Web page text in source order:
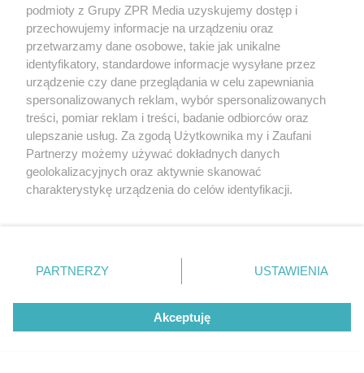
Żaden utwór zamieszczony w serwisie nie może być powielany i
podmioty z Grupy ZPR Media uzyskujemy dostęp i
przechowujemy informacje na urządzeniu oraz
przetwarzamy dane osobowe, takie jak unikalne
identyfikatory, standardowe informacje wysyłane przez
urządzenie czy dane przeglądania w celu zapewniania
spersonalizowanych reklam, wybór spersonalizowanych
treści, pomiar reklam i treści, badanie odbiorców oraz
ulepszanie usług. Za zgodą Użytkownika my i Zaufani
Partnerzy możemy używać dokładnych danych
geolokalizacyjnych oraz aktywnie skanować
charakterystykę urządzenia do celów identyfikacji.
zmienić/wycofać klikając przycisk ustawień prywatności
znajdujący się w lewym dolnym rogu strony
rodzaje przetwarzania danych nie wymagają zgody
użytkownika, ale masz prawo sprzeciwić się takiemu
przetwarzaniu. Preferencje będą miały zastosowanie tylko
PARTNERZY USTAWIENIA
Akceptuję